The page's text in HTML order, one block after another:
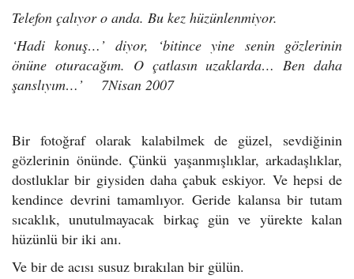
Telefon çalıyor o anda. Bu kez hüzünlenmiyor.
‘Hadi konuş…’ diyor, ‘bitince yine senin gözlerinin
önüne oturacağım. O çatlasın uzaklarda… Ben daha
şanslıyım…’ 7Nisan 2007
Bir fotoğraf olarak kalabilmek de güzel, sevdiğinin
gözlerinin önünde. Çünkü yaşanmışlıklar, arkadaşlıklar,
dostluklar bir giysiden daha çabuk eskiyor. Ve hepsi de
kendince devrini tamamlıyor. Geride kalansa bir tutam
sıcaklık, unutulmayacak birkaç gün ve yürekte kalan
hüzünlü bir iki anı.
Ve bir de acısı susuz bırakılan bir gülün.